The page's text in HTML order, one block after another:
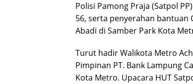
Polisi Pamong Praja (Satpol
56, serta penyerahan bantuan
Abadi di Samber Park Kota
Turut hadir Walikota Metro
Pimpinan PT. Bank Lampung
Kota Metro. Upacara HUT